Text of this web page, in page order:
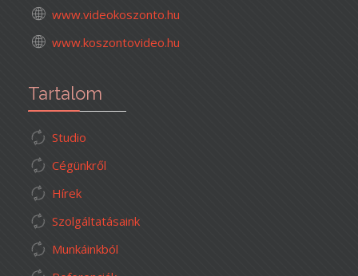
www.videokoszonto.hu
www.koszontovideo.hu
Tartalom
Studio
Cégünkről
Hírek
Szolgáltatásaink
Munkáinkból